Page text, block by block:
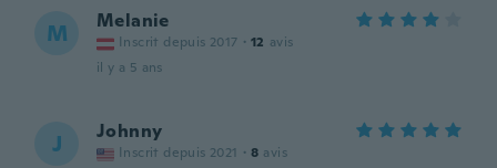
M Melanie
Inscrit depuis 2017 · 12 avis
il y a 5 ans
J Johnny
Inscrit depuis 2021 · 8 avis